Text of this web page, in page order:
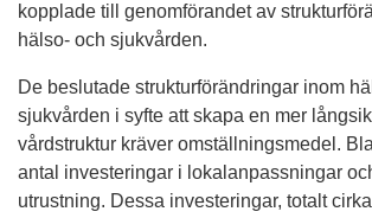
kopplade till genomförandet av
hälso- och sjukvården.
De beslutade strukturförändringar inom
sjukvården i syfte att skapa en mer
vårdstruktur kräver omställningsmedel.
antal investeringar i lokalanpassningar
utrustning. Dessa investeringar, totalt